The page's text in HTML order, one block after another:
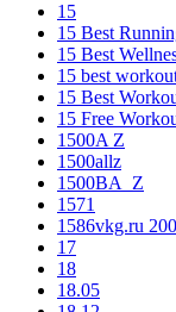
15
15 Best
15 Best
15 best
15 Best
15 Free
1500A Z
1500allz
1500BA_Z
1571
1586vkg.ru 200
17
18
18.05